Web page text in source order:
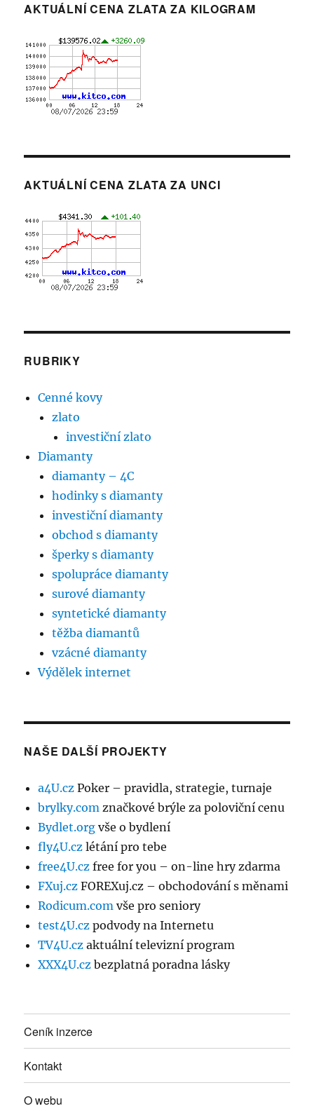
AKTUÁLNÍ CENA ZLATA ZA KILOGRAM
AKTUÁLNÍ CENA ZLATA ZA UNCI
RUBRIKY
Cenné kovy
zlato
investiční zlato
Diamanty
diamanty – 4C
hodinky s diamanty
investiční diamanty
obchod s diamanty
šperky s diamanty
spolupráce diamanty
surové diamanty
syntetické diamanty
těžba diamantů
vzácné diamanty
Výdělek internet
NAŠE DALŠÍ PROJEKTY
a4U.cz Poker – pravidla, strategie, turnaje
brylky.com značkové brýle za poloviční cenu
Bydlet.org vše o bydlení
fly4U.cz létání pro tebe
free4U.cz free for you – on-line hry zdarma
FXuj.cz FOREXuj.cz – obchodování s měnami
Rodicum.com vše pro seniory
test4U.cz podvody na Internetu
TV4U.cz aktuální televizní program
XXX4U.cz bezplatná poradna lásky
Ceník inzerce
Kontakt
O webu